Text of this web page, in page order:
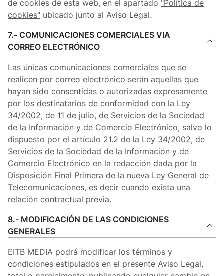
de cookies de esta web, en el apartado "Política de
cookies" ubicado junto al Aviso Legal.
7.- COMUNICACIONES COMERCIALES VIA
CORREO ELECTRÓNICO
Las únicas comunicaciones comerciales que se
realicen por correo electrónico serán aquellas que
hayan sido consentidas o autorizadas expresamente
por los destinatarios de conformidad con la Ley
34/2002, de 11 de julio, de Servicios de la Sociedad
de la Información y de Comercio Electrónico, salvo lo
dispuesto por el artículo 21.2 de la Ley 34/2002, de
Servicios de la Sociedad de la Información y de
Comercio Electrónico en la redacción dada por la
Disposición Final Primera de la nueva Ley General de
Telecomunicaciones, es decir cuando exista una
relación contractual previa.
8.- MODIFICACIÓN DE LAS CONDICIONES
GENERALES
EITB MEDIA podrá modificar los términos y
condiciones estipulados en el presente Aviso Legal,